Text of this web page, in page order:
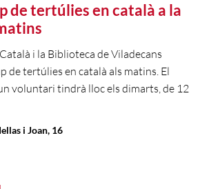
de tertúlies en català a la
i la Biblioteca de Viladecans
de tertúlies en català als matins. El
voluntari tindrà lloc els dimarts, de 12
i Joan, 16